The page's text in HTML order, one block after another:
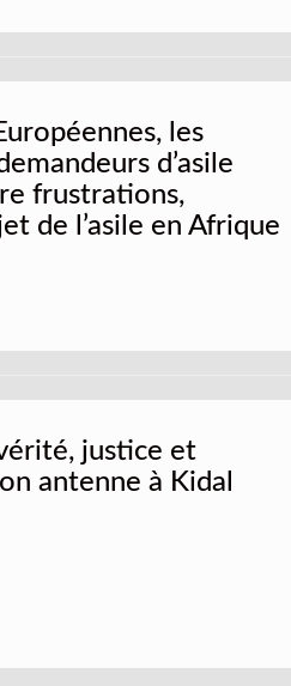
les
d’asile
frustrations,
de l’asile en Afrique
justice et
antenne à Kidal